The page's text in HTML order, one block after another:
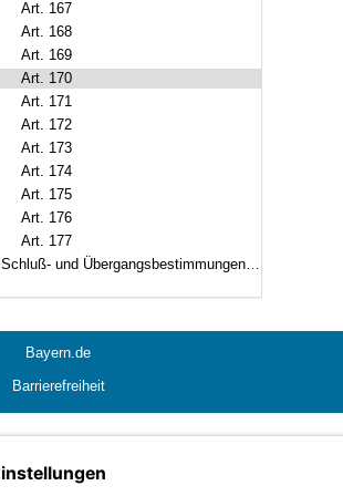
Art. 167
Art. 168
Art. 169
Art. 170
Art. 171
Art. 172
Art. 173
Art. 174
Art. 175
Art. 176
Art. 177
Schluß- und Übergangsbestimmungen (Art. 178–188)
Bayern.de
Barrierefreiheit